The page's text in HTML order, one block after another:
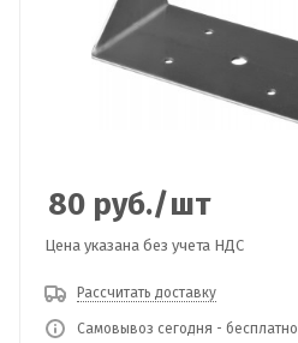
80 руб./шт
Цена указана без учета НДС
Рассчитать доставку
Самовывоз сегодня - бесплатно